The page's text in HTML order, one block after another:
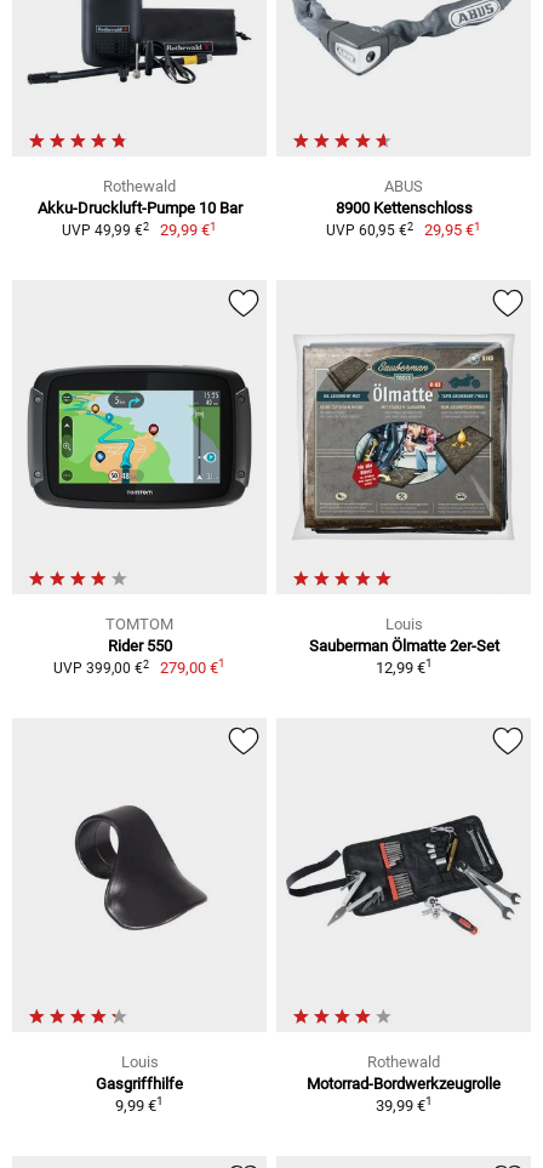
Rothewald
Akku-Druckluft-Pumpe 10 Bar
UVP 49,99 €2 29,99 €1
ABUS
8900 Kettenschloss
UVP 60,95 €2 29,95 €1
TOMTOM
Rider 550
UVP 399,00 €2 279,00 €1
Louis
Sauberman Ölmatte 2er-Set
12,99 €1
Louis
Gasgriffhilfe
9,99 €1
Rothewald
Motorrad-Bordwerkzeugrolle
39,99 €1